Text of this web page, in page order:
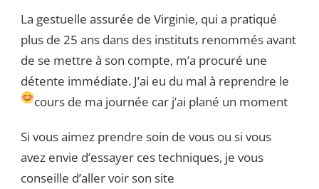
La gestuelle assurée de Virginie, qui a pratiqué
plus de 25 ans dans des instituts renommés avant
de se mettre à son compte, m’a procuré une
détente immédiate. J’ai eu du mal à reprendre le
cours de ma journée car j’ai plané un moment
Si vous aimez prendre soin de vous ou si vous
avez envie d’essayer ces techniques, je vous
conseille d’aller voir son site